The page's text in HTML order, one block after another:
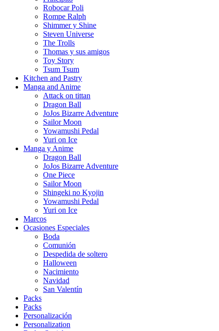
Robocar Poli
Rompe Ralph
Shimmer y Shine
Steven Universe
The Trolls
Thomas y sus amigos
Toy Story
Tsum Tsum
Kitchen and Pastry
Manga and Anime
Attack on tittan
Dragon Ball
JoJos Bizarre Adventure
Sailor Moon
Yowamushi Pedal
Yuri on Ice
Manga y Anime
Dragon Ball
JoJos Bizarre Adventure
One Piece
Sailor Moon
Shingeki no Kyojin
Yowamushi Pedal
Yuri on Ice
Marcos
Ocasiones Especiales
Boda
Comunión
Despedida de soltero
Halloween
Nacimiento
Navidad
San Valentín
Packs
Packs
Personalización
Personalization